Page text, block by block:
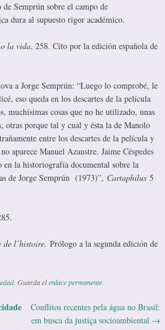
Semprún sobre el campo de
dura al supuesto rigor académico.
la vida, 258. Cito por la edición española de
a Jorge Semprún: “Luego lo comprobé, le
eso queda en los descartes de la película
muchísimas cosas que no he utilizado, unas
otras porque tal y cual y ésta la de Manolo
entre los descartes de la película y
aparece Manuel Azaustre. Jaime Céspedes
en la historiografía documental sobre la
de Jorge Semprún (1973)”, Cartaphilus 5
de l’histoire. Prólogo a la segunda edición de
. Guarda elenlace permanente.
Conflitos recentes pela água no Brasil:
em busca da justiça socioambiental →